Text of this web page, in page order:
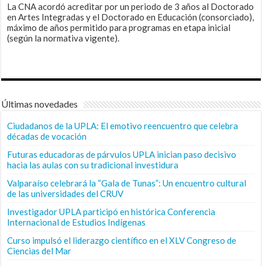
La CNA acordó acreditar por un periodo de 3 años al Doctorado
en Artes Integradas y el Doctorado en Educación (consorciado),
máximo de años permitido para programas en etapa inicial
(según la normativa vigente).
Últimas novedades
Ciudadanos de la UPLA: El emotivo reencuentro que celebra
décadas de vocación
Futuras educadoras de párvulos UPLA inician paso decisivo
hacia las aulas con su tradicional investidura
Valparaíso celebrará la “Gala de Tunas”: Un encuentro cultural
de las universidades del CRUV
Investigador UPLA participó en histórica Conferencia
Internacional de Estudios Indígenas
Curso impulsó el liderazgo científico en el XLV Congreso de
Ciencias del Mar